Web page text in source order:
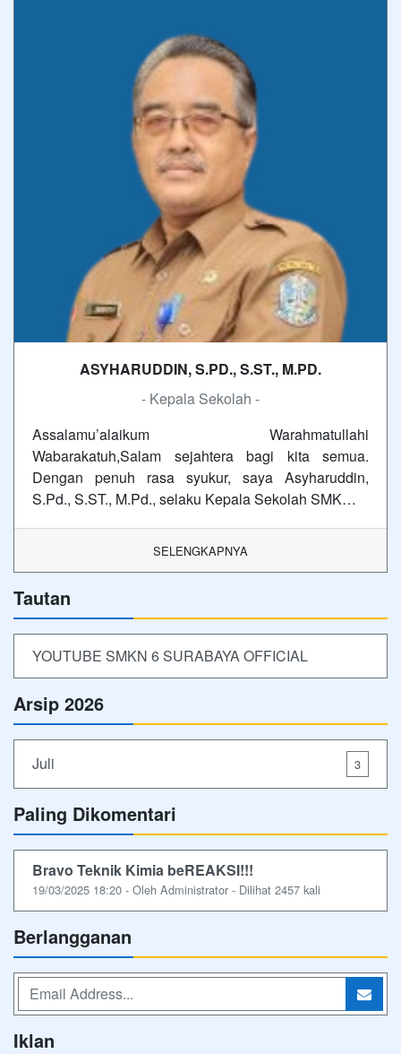
ASYHARUDDIN, S.PD., S.ST., M.PD.
- Kepala Sekolah -
Assalamu’alaikum Warahmatullahi
Wabarakatuh,Salam sejahtera bagi kita semua.
Dengan penuh rasa syukur, saya Asyharuddin,
S.Pd., S.ST., M.Pd., selaku Kepala Sekolah SMK…
SELENGKAPNYA
Tautan
YOUTUBE SMKN 6 SURABAYA OFFICIAL
Arsip 2026
Juli 3
Paling Dikomentari
Bravo Teknik Kimia beREAKSI!!!
19/03/2025 18:20 - Oleh Administrator - Dilihat 2457 kali
Berlangganan
Iklan